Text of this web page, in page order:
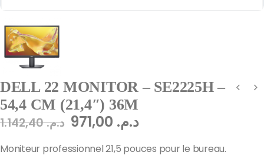
DELL 22 MONITOR – SE2225H –
54,4 CM (21,4″) 36M
د.م.1.142,40 د.م.
Moniteur professionnel 21,5 pouces pour le bureau.